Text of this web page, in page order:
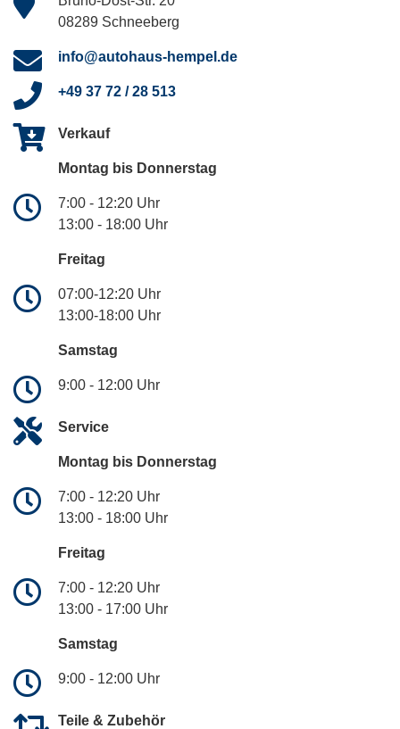
08289 Schneeberg
info@autohaus-hempel.de
+49 37 72 / 28 513
Verkauf
Montag bis Donnerstag
7:00 - 12:20 Uhr
13:00 - 18:00 Uhr
Freitag
07:00-12:20 Uhr
13:00-18:00 Uhr
Samstag
9:00 - 12:00 Uhr
Service
Montag bis Donnerstag
7:00 - 12:20 Uhr
13:00 - 18:00 Uhr
Freitag
7:00 - 12:20 Uhr
13:00 - 17:00 Uhr
Samstag
9:00 - 12:00 Uhr
Teile & Zubehör